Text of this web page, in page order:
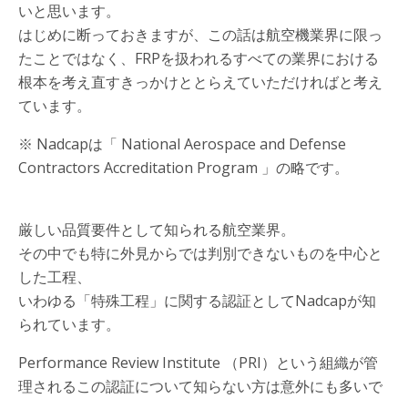
いと思います。
はじめに断っておきますが、この話は航空機業界に限っ
たことではなく、FRPを扱われるすべての業界における
根本を考え直すきっかけととらえていただければと考え
ています。
※ Nadcapは「 National Aerospace and Defense
Contractors Accreditation Program 」の略です。
厳しい品質要件として知られる航空業界。
その中でも特に外見からでは判別できないものを中心と
した工程、
いわゆる「特殊工程」に関する認証としてNadcapが知
られています。
Performance Review Institute （PRI）という組織が管
理されるこの認証について知らない方は意外にも多いで